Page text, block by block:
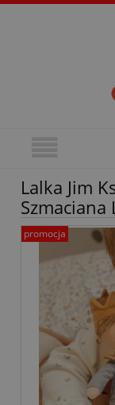
Lalka Jim
promocja